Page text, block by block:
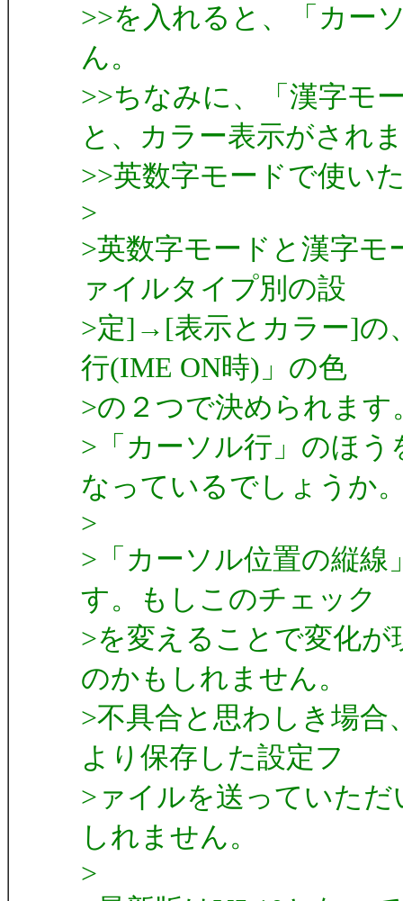
>>を入れると、「カー
ん。
>>ちなみに、「漢字モ
と、カラー表示がされ
>>英数字モードで使い
>
>英数字モードと漢字
ァイルタイプ別の設
>定]→[表示とカラー]の
行(IME ON時)」の色
>の２つで決められます
>「カーソル行」のほ
なっているでしょうか
>
>「カーソル位置の縦
す。もしこのチェック
>を変えることで変化
のかもしれません。
>不具合と思わしき場
より保存した設定フ
>ァイルを送っていた
しれません。
>